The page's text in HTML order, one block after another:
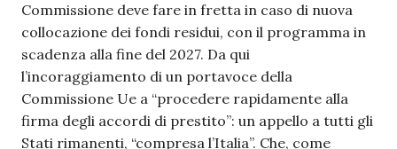
Commissione deve fare in fretta in caso di nuova
collocazione dei fondi residui, con il programma in
scadenza alla fine del 2027. Da qui
l’incoraggiamento di un portavoce della
Commissione Ue a “procedere rapidamente alla
firma degli accordi di prestito”: un appello a tutti gli
Stati rimanenti, “compresa l’Italia”. Che, come